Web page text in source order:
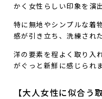
かく女性らしい印象を演
特に無地やシンプルな着
感が引き立ち、洗練され
洋の要素を程よく取り入
がぐっと新鮮に感じられま
【大人女性に似合う